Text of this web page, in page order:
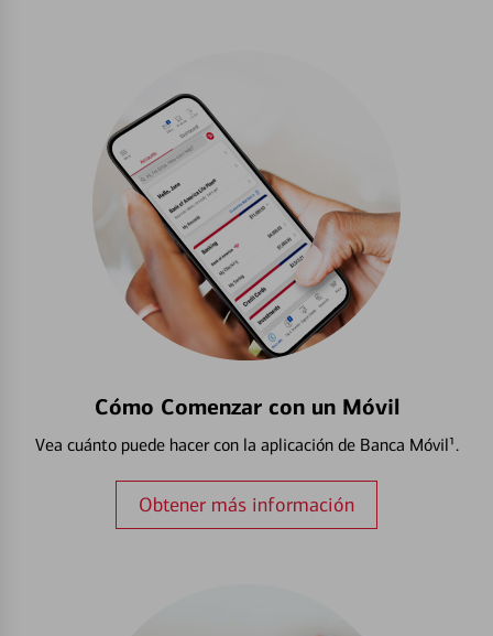
Cómo Comenzar con un Móvil
Vea cuánto puede hacer con la aplicación de Banca Móvil¹.
Obtener más información